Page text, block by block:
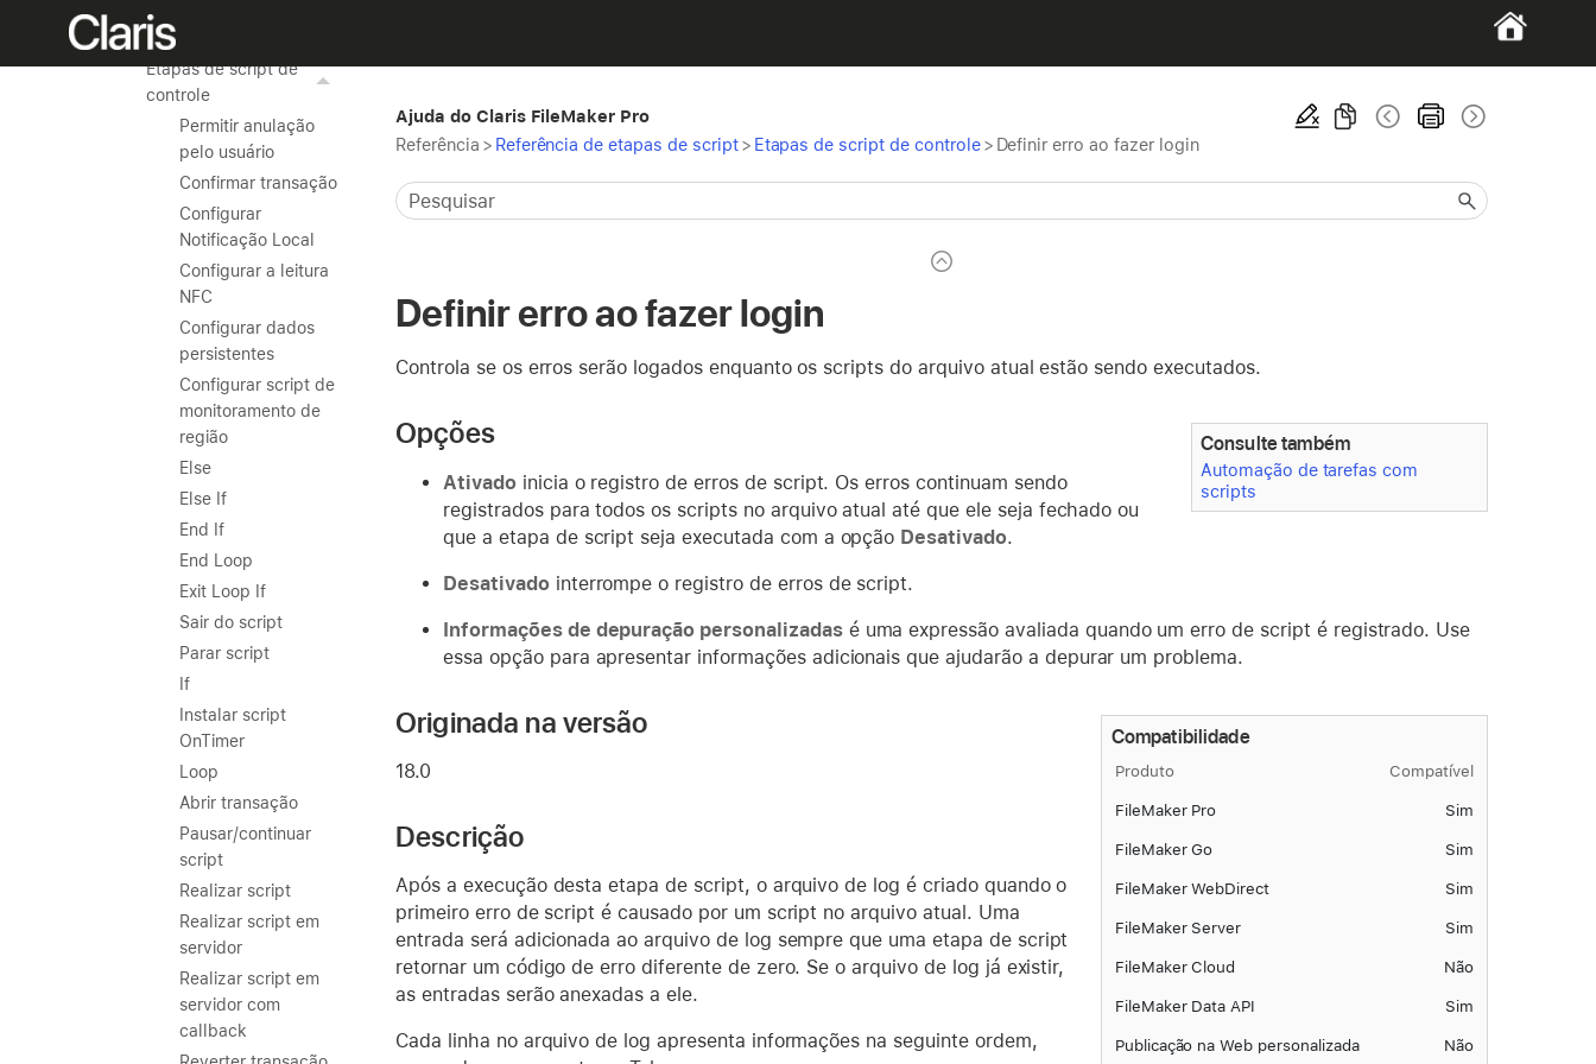
Referência de etapas de
script
Etapas de script de
controle
Permitir anulação
pelo usuário
Confirmar transação
Configurar
Notificação Local
Configurar a leitura
NFC
Configurar dados
persistentes
Configurar script de
monitoramento de
região
Else
Else If
End If
End Loop
Exit Loop If
Sair do script
Parar script
If
Instalar script
OnTimer
Loop
Abrir transação
Pausar/continuar
script
Realizar script
Realizar script em
servidor
Realizar script em
servidor com
callback
Ajuda do Claris FileMaker Pro
Referência > Referência de etapas de script> Etapas de script de controle > Definir erro ao fazer login
Definir erro ao fazer login
Controla se os erros serão logados enquanto os scripts do arquivo atual estão sendo executados.
Consulte também
Automação de tarefas com
scripts
Opções
Ativadoinicia o registro de erros de script. Os erros continuam sendo
registrados para todos os scripts no arquivo atual até que ele seja fechado ou
que a etapa de script seja executada com a opção Desativado.
Desativadointerrompe o registro de erros de script.
Informações de depuração personalizadasé uma expressão avaliada quando um erro de script é registrado. Use
essa opção para apresentar informações adicionais que ajudarão a depurar um problema.
Compatibilidade
Produto Compatível
FileMaker Pro Sim
FileMaker Go Sim
FileMaker WebDirect Sim
FileMaker Server Sim
FileMaker Cloud Não
FileMaker Data API Sim
Publicação na Web personalizada Não
Originada na versão
18.0
Descrição
Após a execução desta etapa de script, o arquivo de log é criado quando o
primeiro erro de script é causado por um script no arquivo atual. Uma
entrada será adicionada ao arquivo de log sempre que uma etapa de script
retornar um código de erro diferente de zero. Se o arquivo de log já existir,
as entradas serão anexadas a ele.
Cada linha no arquivo de log apresenta informações na seguinte ordem,